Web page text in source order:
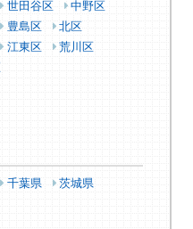
世田谷区
中野区
豊島区
北区
江東区
荒川区
千葉県
茨城県